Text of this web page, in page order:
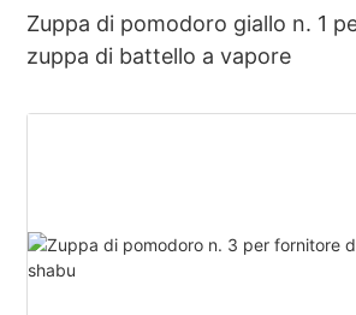
Zuppa di pomodoro giallo n. 1
zuppa di battello a vapore